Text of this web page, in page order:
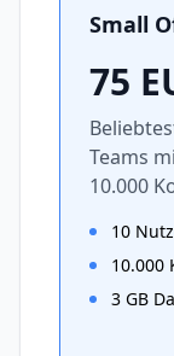
Small
75
Teams
10.000
10
10.000
3 GB